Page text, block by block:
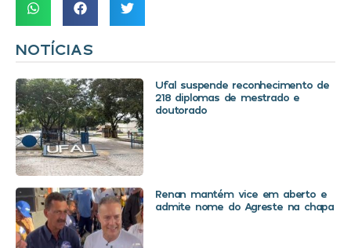
NOTÍCIAS
Ufal suspende reconhecimento de
218 diplomas de mestrado e
doutorado
Renan mantém vice em aberto e
admite nome do Agreste na chapa